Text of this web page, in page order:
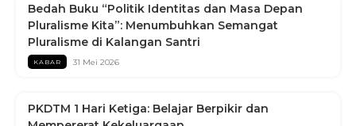
Bedah Buku “Politik Identitas dan Masa Depan
Pluralisme Kita”: Menumbuhkan Semangat
Pluralisme di Kalangan Santri
KABAR 31 Mei 2026
PKDTM 1 Hari Ketiga: Belajar Berpikir dan